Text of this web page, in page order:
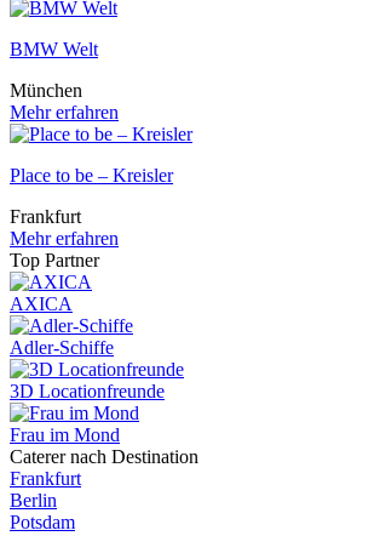
BMW Welt
München
Mehr erfahren
Place to be – Kreisler
Frankfurt
Mehr erfahren
Top Partner
AXICA
Adler-Schiffe
3D Locationfreunde
Frau im Mond
Caterer nach Destination
Frankfurt
Berlin
Potsdam